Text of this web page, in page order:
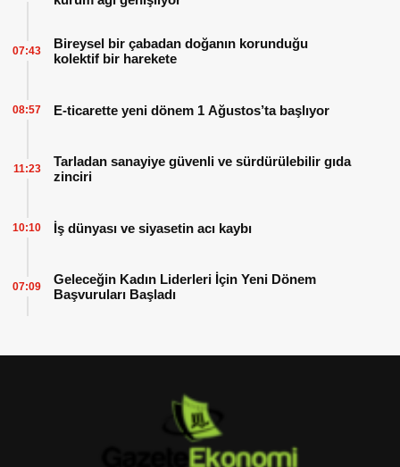
Bireysel bir çabadan doğanın korunduğu
kolektif bir harekete
07:43
E-ticarette yeni dönem 1 Ağustos’ta başlıyor
08:57
Tarladan sanayiye güvenli ve sürdürülebilir gıda
zinciri
11:23
İş dünyası ve siyasetin acı kaybı
10:10
Geleceğin Kadın Liderleri İçin Yeni Dönem
Başvuruları Başladı
07:09